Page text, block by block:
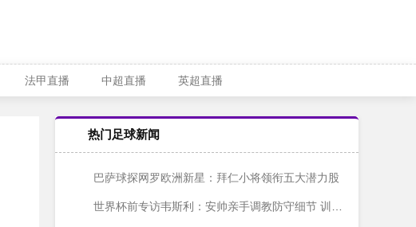
法甲直播 中超直播 英超直播
热门足球新闻
巴萨球探网罗欧洲新星：拜仁小将领衔五大潜力股
世界杯前专访韦斯利：安帅亲手调教防守细节 训练中解放我的进攻天性